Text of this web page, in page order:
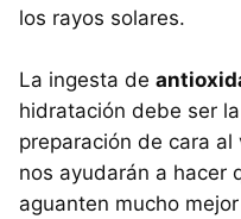
los rayos solares.
La ingesta de
hidratación debe ser
preparación de cara
nos ayudarán a hacer
aguanten mucho